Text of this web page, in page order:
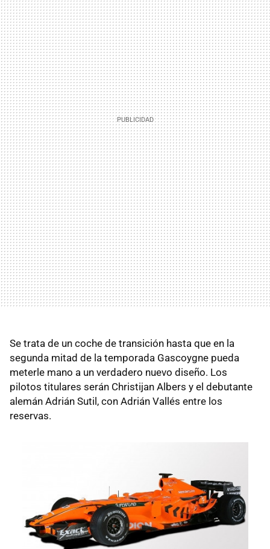
Se trata de un coche de transición hasta que en la
segunda mitad de la temporada Gascoygne pueda
meterle mano a un verdadero nuevo diseño. Los
pilotos titulares serán Christijan Albers y el debutante
alemán Adrián Sutil, con Adrián Vallés entre los
reservas.